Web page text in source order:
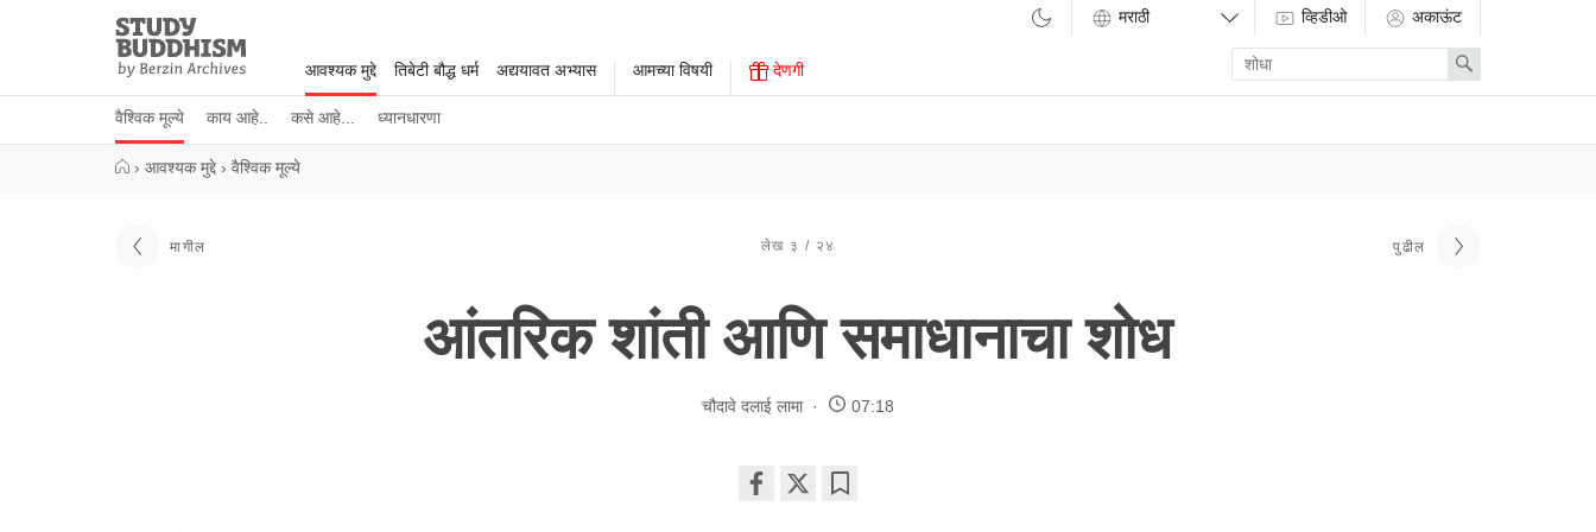
Study
Buddhism
Home
आवश्यक मुद्दे
वैश्विक मूल्ये काय आहे.. कसे आहे... ध्यानधारणा
तिबेटी बौद्ध धर्म अद्ययावत अभ्यास आमच्या विषयी देणगी
व्हिडीओ अकाऊंट
Enter
search
term
Search
› आवश्यक मुद्दे › वैश्विक मूल्ये
मागील लेख ३ / २४ पुढील
आंतरिक शांती आणि समाधानाचा शोध
चौदावे दलाई लामा 07:18